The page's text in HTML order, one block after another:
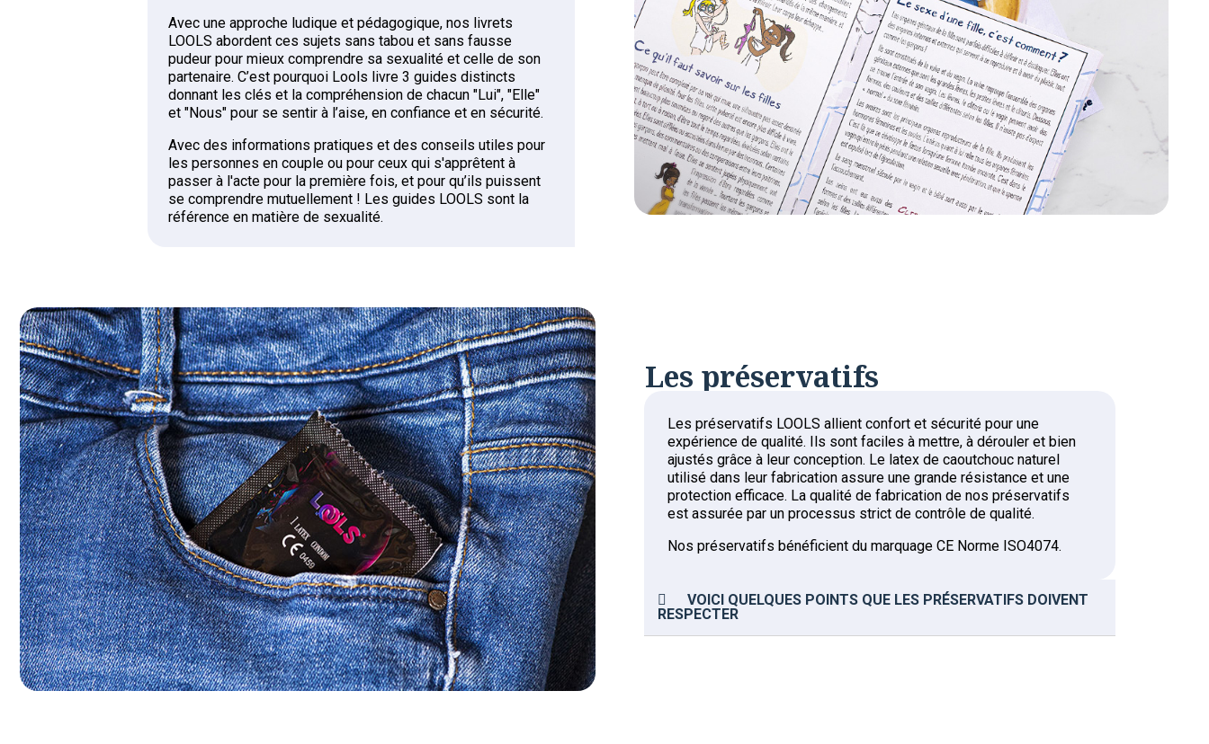
Avec une approche ludique et pédagogique, nos livrets
LOOLS abordent ces sujets sans tabou et sans fausse
pudeur pour mieux comprendre sa sexualité et celle de son
partenaire. C’est pourquoi Lools livre 3 guides distincts
donnant les clés et la compréhension de chacun "Lui", "Elle"
et "Nous" pour se sentir à l’aise, en confiance et en sécurité.
Avec des informations pratiques et des conseils utiles pour
les personnes en couple ou pour ceux qui s'apprêtent à
passer à l'acte pour la première fois, et pour qu’ils puissent
se comprendre mutuellement ! Les guides LOOLS sont la
référence en matière de sexualité.
Les préservatifs
Les préservatifs LOOLS allient confort et sécurité pour une
expérience de qualité. Ils sont faciles à mettre, à dérouler et bien
ajustés grâce à leur conception. Le latex de caoutchouc naturel
utilisé dans leur fabrication assure une grande résistance et une
protection efficace. La qualité de fabrication de nos préservatifs
est assurée par un processus strict de contrôle de qualité.
Nos préservatifs bénéficient du marquage CE Norme ISO4074.
VOICI QUELQUES POINTS QUE LES PRÉSERVATIFS DOIVENT
RESPECTER